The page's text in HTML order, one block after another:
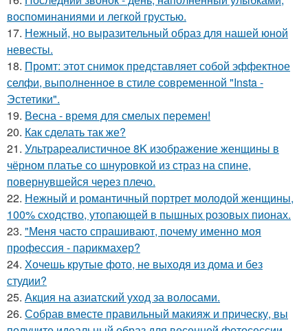
воспоминаниями и легкой грустью.
17. Нежный, но выразительный образ для нашей юной
невесты.
18. Промт: этот снимок представляет собой эффектное
селфи, выполненное в стиле современной "Insta -
Эстетики".
19. Весна - время для смелых перемен!
20. Как сделать так же?
21. Ультрареалистичное 8K изображение женщины в
чёрном платье со шнуровкой из страз на спине,
повернувшейся через плечо.
22. Нежный и романтичный портрет молодой женщины,
100% сходство, утопающей в пышных розовых пионах.
23. "Меня часто спрашивают, почему именно моя
профессия - парикмахер?
24. Хочешь крутые фото, не выходя из дома и без
студии?
25. Акция на азиатский уход за волосами.
26. Собрав вместе правильный макияж и прическу, вы